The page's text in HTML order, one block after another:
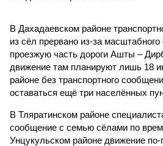
В Дахадаевском районе
из сёл прервано из-за
проезжую часть дороги Ашты –
движение там планируют лишь 18
районе без транспортного
оставаться ещё три населённых
В Тляратинском районе
сообщение с семью сёлами по
Унцукульском районе движение